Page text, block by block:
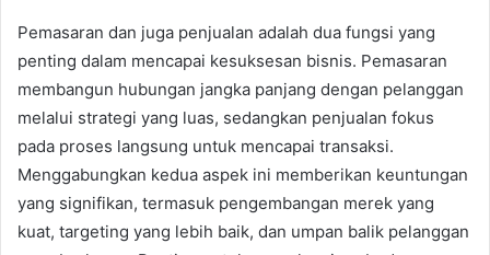
Pemasaran dan juga penjualan adalah dua fungsi yang
penting dalam mencapai kesuksesan bisnis. Pemasaran
membangun hubungan jangka panjang dengan pelanggan
melalui strategi yang luas, sedangkan penjualan fokus
pada proses langsung untuk mencapai transaksi.
Menggabungkan kedua aspek ini memberikan keuntungan
yang signifikan, termasuk pengembangan merek yang
kuat, targeting yang lebih baik, dan umpan balik pelanggan